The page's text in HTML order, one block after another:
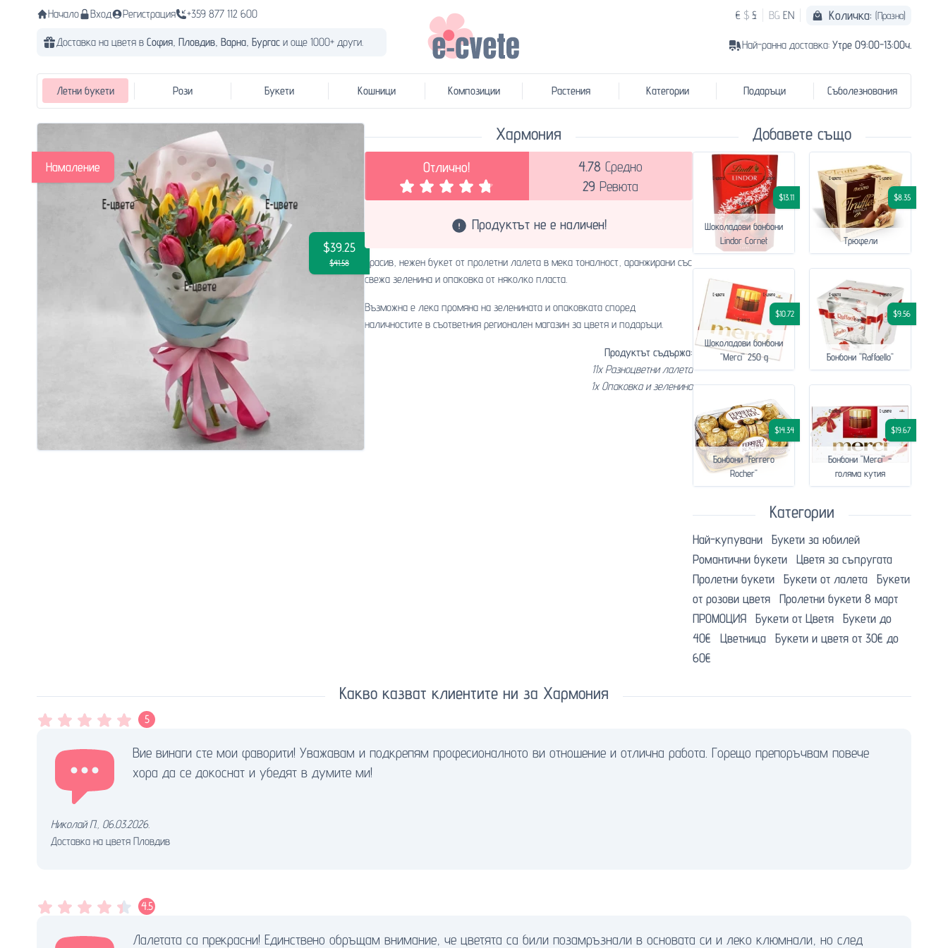
Начало Вход Регистрация +359 877 112 600
Доставка на цветя в София, Пловдив, Варна, Бургас и още 1000+ други.
€ $ £ BG EN Количка: (Празна)
Най-ранна доставка: Утре 09:00-13:00ч.
Летни букети Рози Букети Кошници Композиции Растения Категории Подаръци Съболезнования
$39.25
$41.58
Намаление
Хармония
Отлично! 4.78 Средно
29 Ревюта
Продуктът не е наличен!
Красив, нежен букет от пролетни лалета в мека тоналност, аранжирани със
свежа зеленина и опаковка от няколко пласта.
Възможна е лека промяна на зеленината и опаковката според
наличностите в съответния регионален магазин за цветя и подаръци.
Продуктът съдържа:
11x Разноцветни лалета
1x Опаковка и зеленина
Добавете също
$13.11
Шоколадови бонбони
Lindor Cornet
$8.35
Трюфели
$10.72
Шоколадови бонбони
"Merci" 250 g
$9.56
Бонбони "Raffaello"
$14.34
Бонбони "Ferrero
Rocher"
$19.67
Бонбони "Merci" -
голяма кутия
Категории
Най-купувани
Букети за юбилей
Романтични букети
Цветя за съпругата
Пролетни букети
Букети от лалета
Букети
от розови цветя
Пролетни букети 8 март
ПРОМОЦИЯ
Букети от Цветя
Букети до
40€
Цветница
Букети и цветя от 30€ до
60€
Какво казват клиентите ни за Хармония
5
Вие винаги сте мои фаворити! Уважавам и подкрепям професионалното ви отношение и отлична работа. Горещо препоръчвам повече
хора да се докоснат и убедят в думите ми!
Николай П., 06.03.2026.
Доставка на цветя Пловдив
4.5
Лалетата са прекрасни! Единствено обръщам внимание, че цветята са били позамръзнали в основата си и леко клюмнали, но след